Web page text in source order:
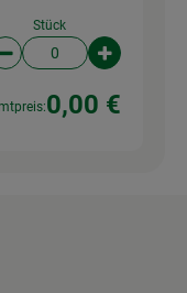
Stück
Artikelanzahl
0,00 €